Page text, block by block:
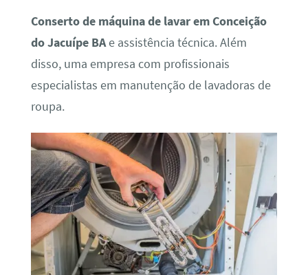
Conserto de máquina de lavar em Conceição
do Jacuípe BAe assistência técnica. Além
disso, uma empresa com profissionais
especialistas em manutenção de lavadoras de
roupa.